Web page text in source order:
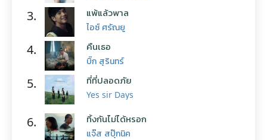
3. แพ้แล้วพาล
ไอซ์ ศรัณยู
4. คืนเธอ
บิ๊ก สุรินทร์
5. ที่ที่ปลอดภัย
Yes sir Days
6. ทิ้งกันไม่ได้หรอก
แจ๊ส สปุ๊กนิค